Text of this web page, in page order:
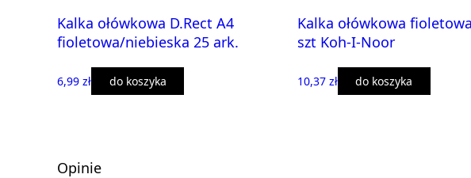
Kalka ołówkowa D.Rect A4
fioletowa/niebieska 25 ark.
6,99 zł do koszyka
Kalka ołówkowa
szt Koh-I-Noor
10,37 zł do koszyka
Opinie